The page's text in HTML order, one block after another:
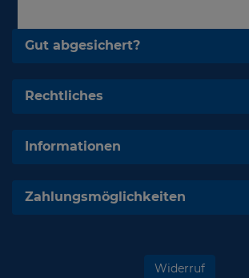
Gut abgesichert?
Rechtliches
Informationen
Zahlungsmöglichkeiten
Widerruf